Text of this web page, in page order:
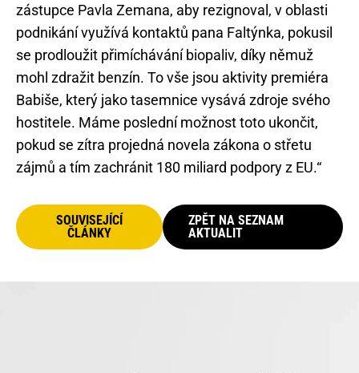
zástupce Pavla Zemana, aby rezignoval, v oblasti
podnikání využívá kontaktů pana Faltýnka, pokusil
se prodloužit přimíchávání biopaliv, díky němuž
mohl zdražit benzín. To vše jsou aktivity premiéra
Babiše, který jako tasemnice vysává zdroje svého
hostitele. Máme poslední možnost toto ukončit,
pokud se zítra projedná novela zákona o střetu
zájmů a tím zachránit 180 miliard podpory z EU.“
SOUVISEJÍCÍ
ČLÁNKY
ZPĚT NA SEZNAM
AKTUALIT